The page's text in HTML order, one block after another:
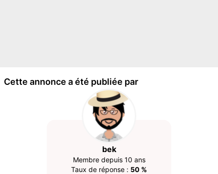
Cette annonce a été publiée par
bek
Membre depuis 10 ans
Taux de réponse : 50 %